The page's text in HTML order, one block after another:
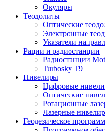
Окуляры
Теодолиты
Оптические
Электронные
Указатели
Рации и радиостанции
Радиостанции
Turbosky T9
Нивелиры
Цифровые
Оптические
Ротационные
Лазерные
Геодезическое